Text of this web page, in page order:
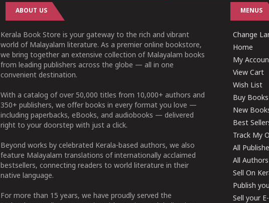
ABOUT US
Kerala Book Store is your gateway to the rich and vibrant
world of Malayalam literature. As a premier online bookstore,
we bring together an extensive collection of Malayalam books
from leading publishers across the globe — all in one
convenient destination.
With a catalog of over 50,000 titles from 10,000+ authors and
350+ publishers, we offer books in every format you love —
including paperbacks, eBooks, and audiobooks — delivered
right to your doorstep with just a click.
Beyond works by celebrated Kerala-based authors, we also
feature Malayalam translations of internationally acclaimed
bestsellers, connecting readers to world literature in their
native language.
For more than 15 years, we have proudly served the
MENUS
Change
Home
My
View Cart
Wish List
Buy Books
New
Best
Track My
All
All Authors
Sell On
Publish
Sell your